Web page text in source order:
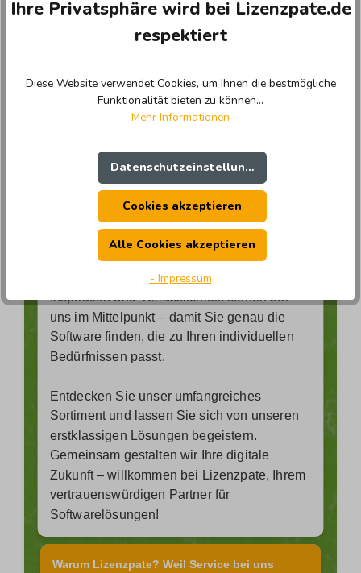
Wir sind nicht nur ein Online-Shop – wir sind
Ihre Experten für Softwarelösungen.
bestens in der vielfältigen Welt der Software
aus und steht Ihnen mit Rat und Tat zur
Bei uns erwarten Sie nicht nur hochwertige
Produkte, sondern ein Einkaufserlebnis, das
Ihre Erwartungen übertrifft. Einfachheit,
Inspiration und Verlässlichkeit stehen bei
uns im Mittelpunkt – damit Sie genau die
Software finden, die zu Ihren individuellen
Bedürfnissen passt.
Entdecken Sie unser umfangreiches
Sortiment und lassen Sie sich von unseren
erstklassigen Lösungen begeistern.
Gemeinsam gestalten wir Ihre digitale
Zukunft – willkommen bei Lizenzpate, Ihrem
vertrauenswürdigen Partner für
Softwarelösungen!
Warum Lizenzpate? Weil Service bei uns
Ihre Privatsphäre wird bei Lizenzpate.de
respektiert
Diese Website verwendet Cookies, um Ihnen die bestmögliche
Funktionalität bieten zu können...
Mehr Informationen
Datenschutzeinstellungen
Cookies akzeptieren
Alle Cookies akzeptieren
- Impressum